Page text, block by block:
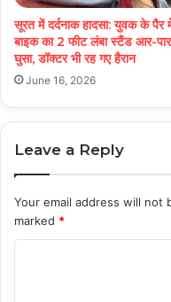
सूरत में दर्दनाक हादसा: युवक के पैर
बाइक का 2 फीट लंबा स्टैंड आर-पार
घुसा, डॉक्टर भी रह गए हैरान
June 16, 2026
Leave a Reply
Your email address will not
marked *